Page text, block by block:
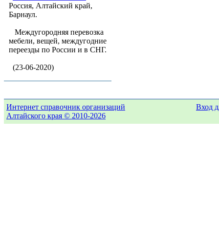
Россия, Алтайский край,
Барнаул.
Междугородняя перевозка
мебели, вещей, междугодние
переезды по России и в СНГ.
(23-06-2020)
Интернет справочник организаций
Алтайского края © 2010-2026
Вход